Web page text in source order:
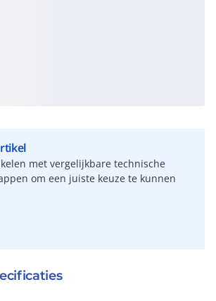
met vergelijkbare technische
om een juiste keuze te kunnen